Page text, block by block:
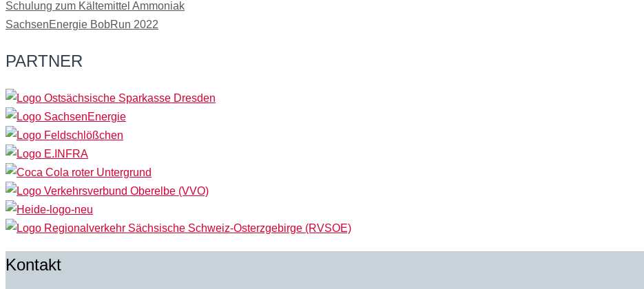
Schulung zum Kältemittel Ammoniak
SachsenEnergie BobRun 2022
PARTNER
Kontakt